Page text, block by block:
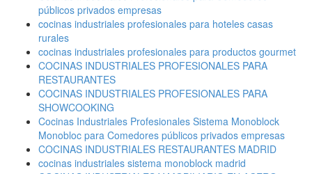
públicos privados empresas
cocinas industriales profesionales para hoteles casas
rurales
cocinas industriales profesionales para productos gourmet
COCINAS INDUSTRIALES PROFESIONALES PARA
RESTAURANTES
COCINAS INDUSTRIALES PROFESIONALES PARA
SHOWCOOKING
Cocinas Industriales Profesionales Sistema Monoblock
Monobloc para Comedores públicos privados empresas
COCINAS INDUSTRIALES RESTAURANTES MADRID
cocinas industriales sistema monoblock madrid